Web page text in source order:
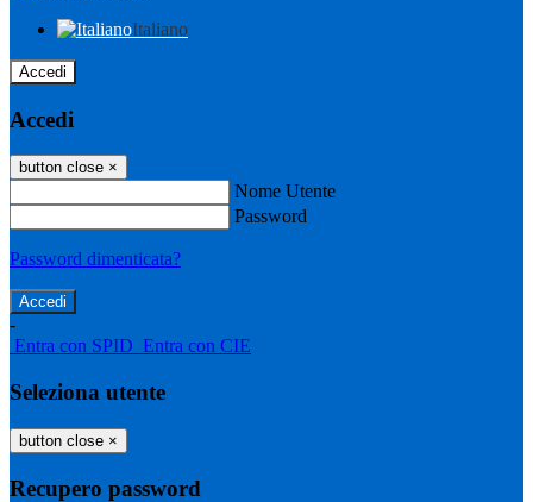
Italiano
Accedi
Accedi
button close ×
Nome Utente
Password
Password dimenticata?
-
Entra con SPID Entra con CIE
Seleziona utente
button close ×
Recupero password